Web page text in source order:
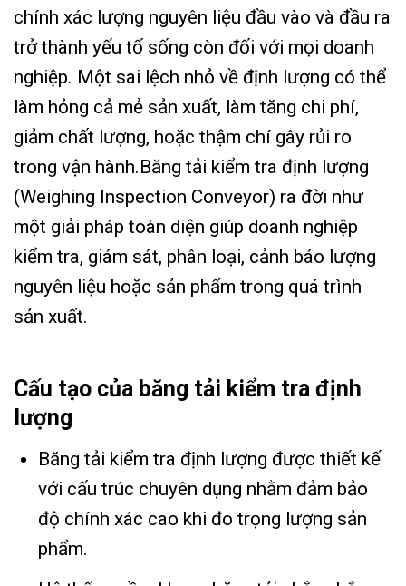
chính xác lượng nguyên liệu đầu vào và đầu ra
trở thành yếu tố sống còn đối với mọi doanh
nghiệp. Một sai lệch nhỏ về định lượng có thể
làm hỏng cả mẻ sản xuất, làm tăng chi phí,
giảm chất lượng, hoặc thậm chí gây rủi ro
trong vận hành.Băng tải kiểm tra định lượng
(Weighing Inspection Conveyor) ra đời như
một giải pháp toàn diện giúp doanh nghiệp
kiểm tra, giám sát, phân loại, cảnh báo lượng
nguyên liệu hoặc sản phẩm trong quá trình
sản xuất.
Cấu tạo của băng tải kiểm tra định
lượng
Băng tải kiểm tra định lượng được thiết kế
với cấu trúc chuyên dụng nhằm đảm bảo
độ chính xác cao khi đo trọng lượng sản
phẩm.